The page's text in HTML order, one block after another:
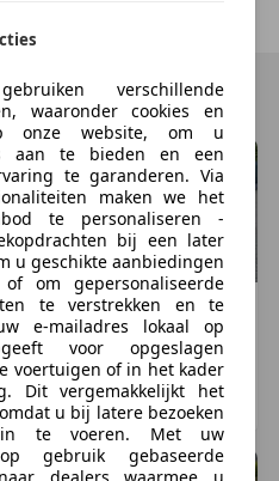
!!!
DE HELFT,
JAAR.
en mogelijkheden.
VIA AVERUS
Mercedes-BenzCitan
€ 8.773 1
95.340 km, 04/2017
HEIJNINGEN, NL
verschillende
waaronder cookies en
onze website, om u
aan te bieden en een
te garanderen. Via
maken we het
te personaliseren -
bij een later
u geschikte aanbiedingen
om gepersonaliseerde
te verstrekken en te
e-mailadres lokaal op
voor opgeslagen
voertuigen of in het kader
Dit vergemakkelijkt het
u bij latere bezoeken
te voeren. Met uw
gebruik gebaseerde
dealers waarmee u